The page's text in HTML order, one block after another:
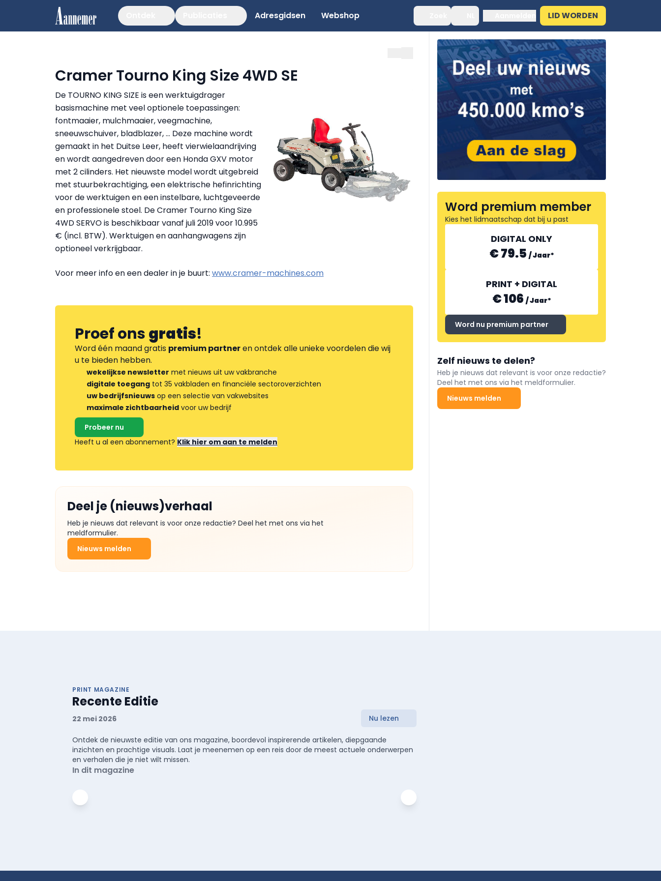
Adresgidsen Webshop LID WORDEN
Cramer Tourno King Size 4WD SE
De TOURNO KING SIZE is een werktuigdrager
basismachine met veel optionele toepassingen:
fontmaaier, mulchmaaier, veegmachine,
sneeuwschuiver, bladblazer, … Deze machine wordt
gemaakt in het Duitse Leer, heeft vierwielaandrijving
en wordt aangedreven door een Honda GXV motor
met 2 cilinders. Het nieuwste model wordt uitgebreid
met stuurbekrachtiging, een elektrische hefinrichting
voor de werktuigen en een instelbare, luchtgeveerde
en professionele stoel. De Cramer Tourno King Size
4WD SERVO is beschikbaar vanaf juli 2019 voor 10.995
€ (incl. BTW). Werktuigen en aanhangwagens zijn
optioneel verkrijgbaar.
Voor meer info en een dealer in je buurt: www.cramer-machines.com
Proef onsgratis!
Word één maand gratis premium partneren ontdek alle unieke voordelen die wij
u te bieden hebben.
wekelijkse newsletter met nieuws uit uw vakbranche
digitale toegang tot 35 vakbladen en financiële sectoroverzichten
uw bedrijfsnieuws op een selectie van vakwebsites
maximale zichtbaarheid voor uw bedrijf
Probeer nu
Heeft u al een abonnement? Klik hier om aan te melden
Deel je (nieuws)verhaal
Heb je nieuws dat relevant is voor onze redactie? Deel het met ons via het
meldformulier.
Nieuws melden
Word premium member
Kies het lidmaatschap dat bij u past
DIGITAL ONLY
€ 79.5 /Jaar*
PRINT + DIGITAL
€ 106 /Jaar*
Word nu premium partner
Zelf nieuws te delen?
Heb je nieuws dat relevant is voor onze redactie?
Deel het met ons via het meldformulier.
Nieuws melden
PRINT MAGAZINE
Recente Editie
22 mei 2026 Nu lezen
Ontdek de nieuwste editie van ons magazine, boordevol inspirerende artikelen, diepgaande
inzichten en prachtige visuals. Laat je meenemen op een reis door de meest actuele onderwerpen
en verhalen die je niet wilt missen.
In dit magazine